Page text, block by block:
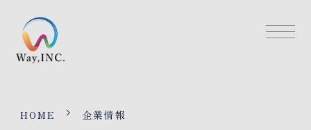
Way株式会
HOME 企業情報